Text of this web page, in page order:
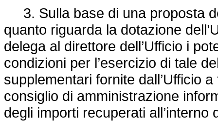
3. Sulla base di una proposta
quanto riguarda la dotazione
delega al direttore dell’Ufficio i
condizioni per l’esercizio di tale
supplementari fornite dall’Ufficio
consiglio di amministrazione
degli importi recuperati all’interno